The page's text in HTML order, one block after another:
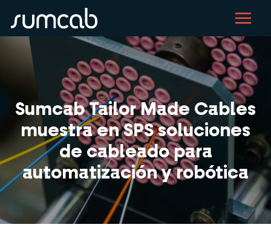
contenido
principal
Sumcab Tailor Made Cables
muestra en SPS soluciones
de cableado para
automatización y robótica